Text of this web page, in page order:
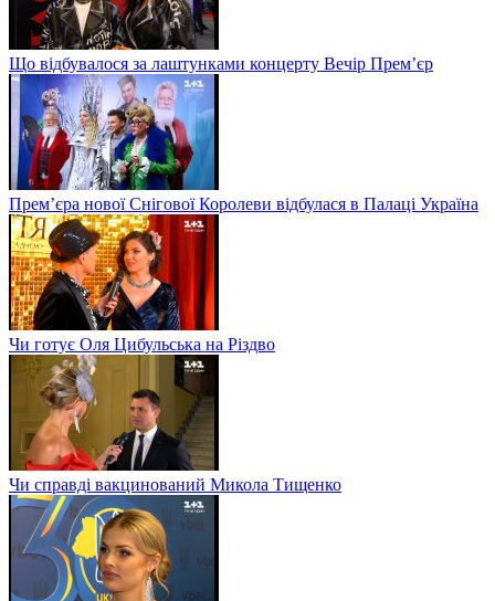
Що відбувалося за лаштунками концерту Вечір Прем’єр
Прем’єра нової Снігової Королеви відбулася в Палаці Україна
Чи готує Оля Цибульська на Різдво
Чи справді вакцинований Микола Тищенко